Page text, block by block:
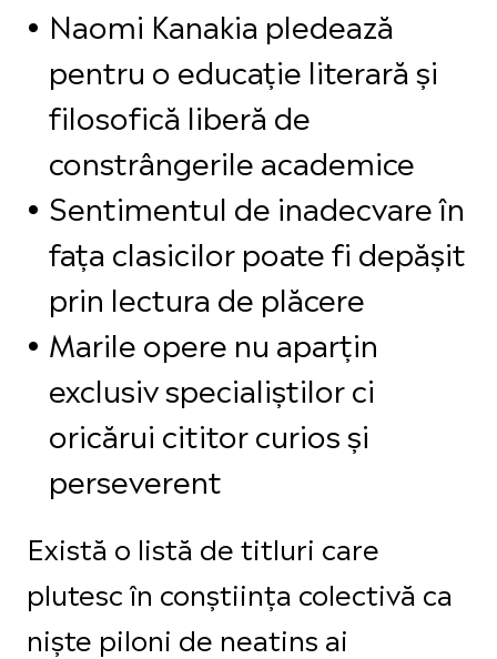
Naomi Kanakia pledează
pentru o educație literară și
filosofică liberă de
constrângerile academice
Sentimentul de inadecvare în
fața clasicilor poate fi depășit
prin lectura de plăcere
Marile opere nu aparțin
exclusiv specialiștilor ci
oricărui cititor curios și
perseverent
Există o listă de titluri care
plutesc în conștiința colectivă ca
niște piloni de neatins ai